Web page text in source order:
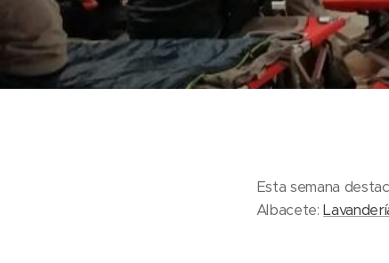
Esta semana
Albacete: